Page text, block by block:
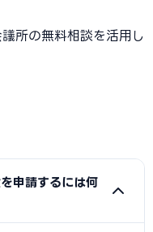
所の無料相談を活用し
申請するには何